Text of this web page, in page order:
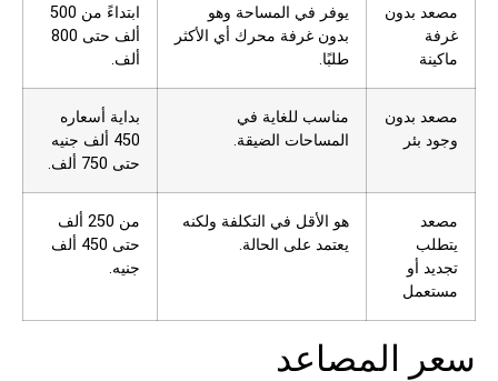
مصعد بدون
غرفة
ماكينة
يوفر في المساحة وهو
بدون غرفة محرك أي الأكثر
طلبًا.
ابتداءً من 500
ألف حتى 800
ألف.
مصعد بدون
وجود بئر
مناسب للغاية في
المساحات الضيقة.
بداية أسعاره
450 ألف جنيه
حتى 750 ألف.
مصعد
يتطلب
تجديد أو
مستعمل
هو الأقل في التكلفة ولكنه
يعتمد على الحالة.
من 250 ألف
حتى 450 ألف
جنيه.
سعر المصاعد